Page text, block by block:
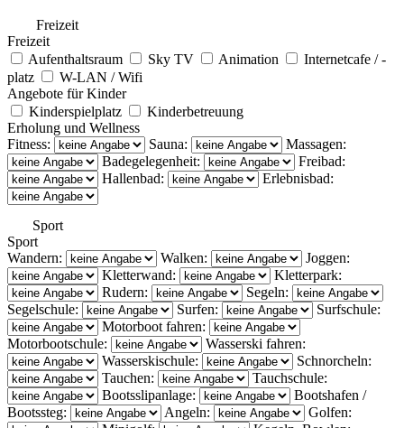
Freizeit
Freizeit
Aufenthaltsraum
Sky TV Animation
Internetcafe / -
platz
W-LAN / Wifi
Angebote für Kinder
Kinderspielplatz
Kinderbetreuung
Erholung und Wellness
Fitness:
Sauna:
Massagen:
Badegelegenheit:
Freibad:
Hallenbad:
Erlebnisbad:
Sport
Sport
Wandern:
Walken:
Joggen:
Kletterwand:
Kletterpark:
Rudern:
Segeln:
Segelschule:
Surfen:
Surfschule:
Motorboot fahren:
Motorbootschule:
Wasserski fahren:
Wasserskischule:
Schnorcheln:
Tauchen:
Tauchschule:
Bootsslipanlage:
Bootshafen /
Bootssteg:
Angeln:
Golfen: